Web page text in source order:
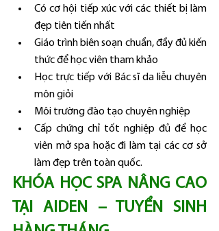
Có cơ hội tiếp xúc với các thiết bị làm
đẹp tiên tiến nhất
Giáo trình biên soạn chuẩn, đầy đủ kiến
thức để học viên tham khảo
Học trực tiếp với Bác sĩ da liễu chuyên
môn giỏi
Môi trường đào tạo chuyên nghiệp
Cấp chứng chỉ tốt nghiệp đủ để học
viên mở spa hoặc đi làm tại các cơ sở
làm đẹp trên toàn quốc.
KHÓA HỌC SPA NÂNG CAO
TẠI AIDEN – TUYỂN SINH